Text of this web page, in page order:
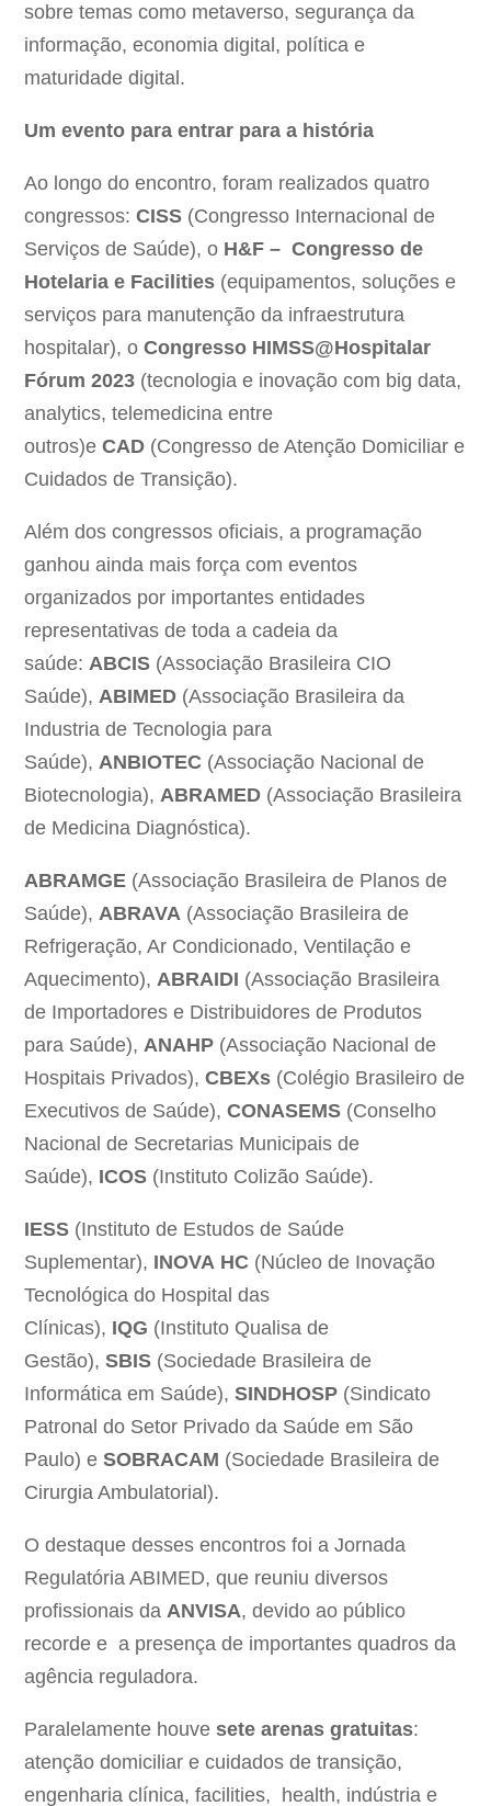
sobre temas como metaverso, segurança da
informação, economia digital, política e
maturidade digital.
Um evento para entrar para a história
Ao longo do encontro, foram realizados quatro
congressos:CISS (Congresso Internacional de
Serviços de Saúde), o H&F – Congresso de
Hotelaria e Facilities (equipamentos, soluções e
serviços para manutenção da infraestrutura
hospitalar), oCongresso HIMSS@Hospitalar
Fórum 2023 (tecnologia e inovação com big data,
analytics, telemedicina entre
outros)e CAD (Congresso de Atenção Domiciliar e
Cuidados de Transição).
Além dos congressos oficiais, a programação
ganhou ainda mais força com eventos
organizados por importantes entidades
representativas de toda a cadeia da
saúde:ABCIS (Associação Brasileira CIO
Saúde),ABIMED (Associação Brasileira da
Industria de Tecnologia para
Saúde),ANBIOTEC (Associação Nacional de
Biotecnologia),ABRAMED (Associação Brasileira
de Medicina Diagnóstica).
ABRAMGE (Associação Brasileira de Planos de
Saúde),ABRAVA (Associação Brasileira de
Refrigeração, Ar Condicionado, Ventilação e
Aquecimento),ABRAIDI (Associação Brasileira
de Importadores e Distribuidores de Produtos
para Saúde),ANAHP (Associação Nacional de
Hospitais Privados),CBEXs (Colégio Brasileiro de
Executivos de Saúde),CONASEMS (Conselho
Nacional de Secretarias Municipais de
Saúde), ICOS (Instituto Colizão Saúde).
IESS (Instituto de Estudos de Saúde
Suplementar), INOVA HC (Núcleo de Inovação
Tecnológica do Hospital das
Clínicas), IQG (Instituto Qualisa de
Gestão),SBIS (Sociedade Brasileira de
Informática em Saúde),SINDHOSP (Sindicato
Patronal do Setor Privado da Saúde em São
Paulo) eSOBRACAM (Sociedade Brasileira de
Cirurgia Ambulatorial).
O destaque desses encontros foi a Jornada
Regulatória ABIMED, que reuniu diversos
profissionais daANVISA, devido ao público
recorde e a presença de importantes quadros da
agência reguladora.
Paralelamente houve sete arenas gratuitas:
atenção domiciliar e cuidados de transição,
engenharia clínica, facilities, health, indústria e